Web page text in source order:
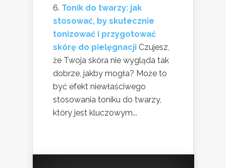
Tonik do twarzy: jak
stosować, by skutecznie
tonizować i przygotować
skórę do pielęgnacji Czujesz,
że Twoja skóra nie wygląda tak
dobrze, jakby mogła? Może to
być efekt niewłaściwego
stosowania toniku do twarzy,
który jest kluczowym...